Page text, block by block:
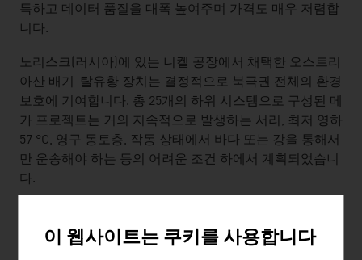
특하고 데이터 품질을 대폭 높여주며 가격도 매우 저렴합
니다.
노리스크(러시아)에 있는 니켈 공장에서 채택한 오스트리
아산 배기-탈유황 장치는 결정적으로 북극권 전체의 환경
보호에 기여합니다. 총 25개의 하위 시스템으로 구성된 메
가 프로젝트는 거의 지속적으로 발생하는 서리, 최저 영하
57 °C, 영구 동토층, 작동 상태에서 바다 또는 강을 통해서
만 운송해야 하는 등의 어려운 조건 하에서 계획되었습니
다.
미래에 빌딩을 짓는 사람들은 오늘날과는 확연히 다른 사
이 웹사이트는 쿠키를 사용합니다